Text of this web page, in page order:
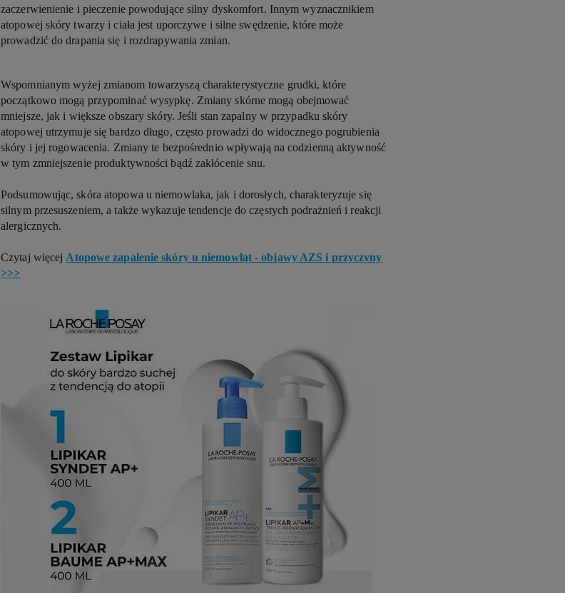
zaczerwienienie i pieczenie powodujące silny dyskomfort. Innym wyznacznikiem
atopowej skóry twarzy i ciała jest uporczywe i silne swędzenie, które może
prowadzić do drapania się i rozdrapywania zmian.
Wspomnianym wyżej zmianom towarzyszą charakterystyczne grudki, które
początkowo mogą przypominać wysypkę. Zmiany skórne mogą obejmować
mniejsze, jak i większe obszary skóry. Jeśli stan zapalny w przypadku skóry
atopowej utrzymuje się bardzo długo, często prowadzi do widocznego pogrubienia
skóry i jej rogowacenia. Zmiany te bezpośrednio wpływają na codzienną aktywność
w tym zmniejszenie produktywności bądź zakłócenie snu.
Podsumowując, skóra atopowa u niemowlaka, jak i dorosłych, charakteryzuje się
silnym przesuszeniem, a także wykazuje tendencje do częstych podrażnień i reakcji
alergicznych.
Czytaj więcej Atopowe zapalenie skóry u niemowląt - objawy AZS i przyczyny
>>>